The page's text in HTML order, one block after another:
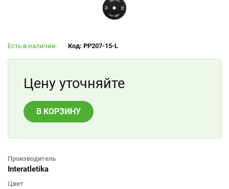
Есть в наличии Код: PP207-15-L
Цену уточняйте
В КОРЗИНУ
Производитель
Interatletika
Цвет